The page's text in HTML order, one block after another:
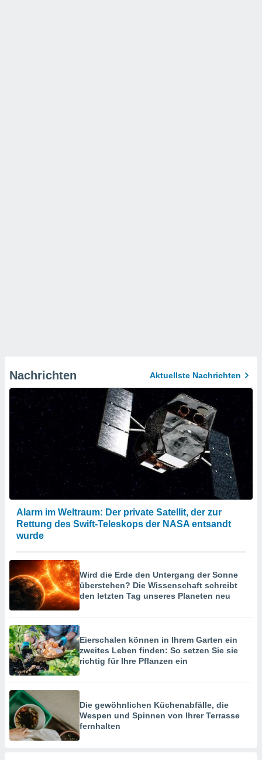
Nachrichten Aktuellste Nachrichten
Alarm im Weltraum: Der private Satellit, der zur
Rettung des Swift-Teleskops der NASA entsandt
wurde
Wird die Erde den Untergang der Sonne
überstehen? Die Wissenschaft schreibt
den letzten Tag unseres Planeten neu
Eierschalen können in Ihrem Garten ein
zweites Leben finden: So setzen Sie sie
richtig für Ihre Pflanzen ein
Die gewöhnlichen Küchenabfälle, die
Wespen und Spinnen von Ihrer Terrasse
fernhalten